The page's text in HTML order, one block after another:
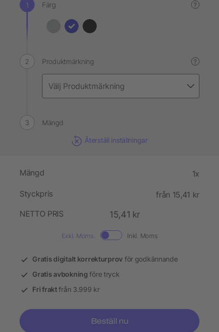
Färg ?
Produktmärkning ?
Mängd
Återställ inställningar
Mängd 1x
Styckpris
från 15,41 kr
NETTO PRIS
15,41 kr
Exkl. Moms. Inkl. Moms
Gratis digitalt korrekturprov för godkännande
Gratis avbokning före tryck
Fri fraktfrån 3.999 kr
Beställ nu